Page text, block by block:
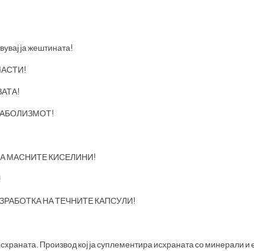
ја жештината!
МАСНИТЕ КИСЕЛИНИ!
НА ТЕЧНИТЕ КАПСУЛИ!
Производ кој ја суплементира исхраната со минерали